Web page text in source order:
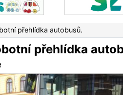
přehlídka autobusů.
přehlídka